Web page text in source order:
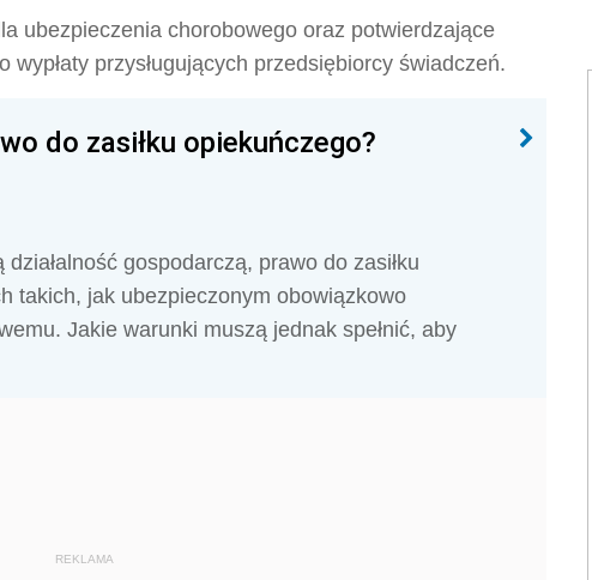
ubezpieczenia chorobowego oraz potwierdzające
przysługujących przedsiębiorcy świadczeń.
do zasiłku opiekuńczego?
gospodarczą, prawo do zasiłku
takich, jak ubezpieczonym obowiązkowo
Jakie warunki muszą jednak spełnić, aby
REKLAMA